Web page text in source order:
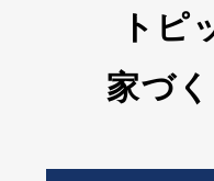
トピ
家づ